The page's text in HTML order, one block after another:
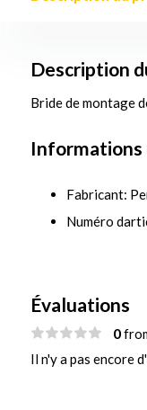
Description
Bride de montage
Informations
Fabricant:
Numéro
Évaluations
0
Il n'y a pas encore